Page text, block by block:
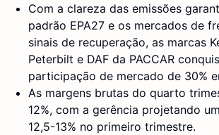
Com a clareza das emissões
padrão EPA27 e os mercados de
sinais de recuperação, as marcas
Peterbilt e DAF da PACCAR
participação de mercado de 30%
As margens brutas do quarto
12%, com a gerência projetando
12,5-13% no primeiro trimestre.